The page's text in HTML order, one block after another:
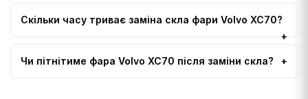
Скільки часу триває заміна скла фари Volvo XC70?
Чи пітнітиме фара Volvo XC70 після заміни скла?